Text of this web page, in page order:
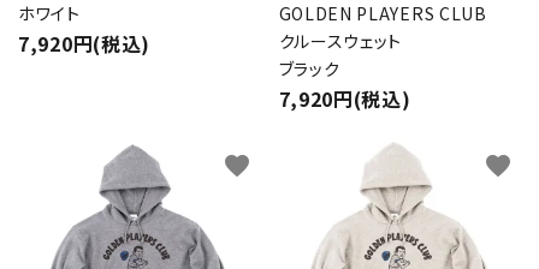
ホワイト
7,920円(税込)
GOLDEN PLAYERS CLUB
クルースウェット
ブラック
7,920円(税込)
favorite favorite